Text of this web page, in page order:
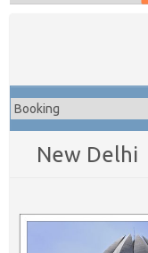
New Delhi